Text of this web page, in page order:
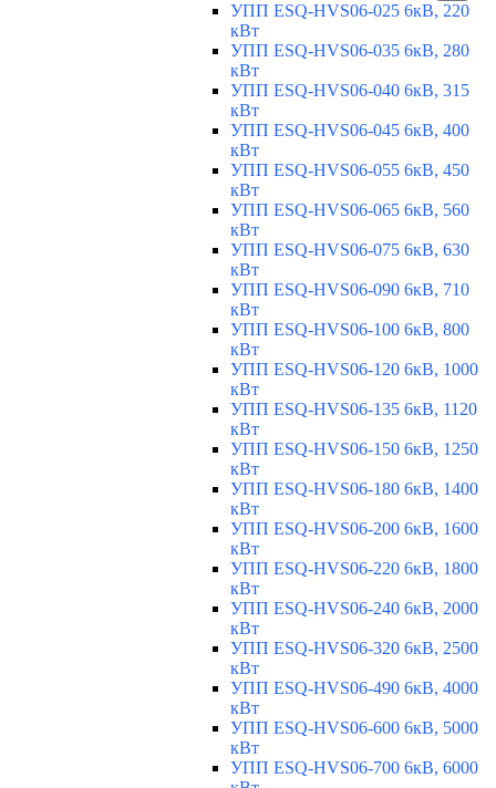
УПП ESQ-HVS06-025 6кВ, 220
кВт
УПП ESQ-HVS06-035 6кВ, 280
кВт
УПП ESQ-HVS06-040 6кВ, 315
кВт
УПП ESQ-HVS06-045 6кВ, 400
кВт
УПП ESQ-HVS06-055 6кВ, 450
кВт
УПП ESQ-HVS06-065 6кВ, 560
кВт
УПП ESQ-HVS06-075 6кВ, 630
кВт
УПП ESQ-HVS06-090 6кВ, 710
кВт
УПП ESQ-HVS06-100 6кВ, 800
кВт
УПП ESQ-HVS06-120 6кВ, 1000
кВт
УПП ESQ-HVS06-135 6кВ, 1120
кВт
УПП ESQ-HVS06-150 6кВ, 1250
кВт
УПП ESQ-HVS06-180 6кВ, 1400
кВт
УПП ESQ-HVS06-200 6кВ, 1600
кВт
УПП ESQ-HVS06-220 6кВ, 1800
кВт
УПП ESQ-HVS06-240 6кВ, 2000
кВт
УПП ESQ-HVS06-320 6кВ, 2500
кВт
УПП ESQ-HVS06-490 6кВ, 4000
кВт
УПП ESQ-HVS06-600 6кВ, 5000
кВт
УПП ESQ-HVS06-700 6кВ, 6000